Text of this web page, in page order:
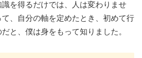
を得るだけでは、人は変わりませ
、自分の軸を定めたとき、初めて行
と、僕は身をもって知りました。